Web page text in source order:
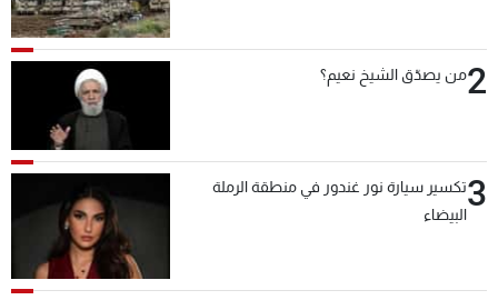
2من يصدّق الشيخ نعيم؟
3تكسير سيارة نور غندور في منطقة الرملة
البيضاء